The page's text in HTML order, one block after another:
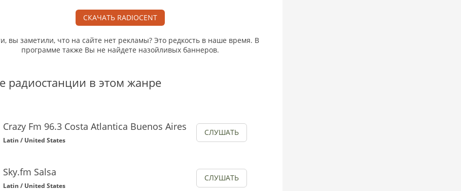
СКАЧАТЬ RADIOCENT
вы заметили, что на сайте нет рекламы? Это редкость в наше время. В
программе также Вы не найдете назойливых баннеров.
радиостанции в этом жанре
Crazy Fm 96.3 Costa Atlantica Buenos Aires
Latin / United States
СЛУШАТЬ
Sky.fm Salsa
Latin / United States
СЛУШАТЬ